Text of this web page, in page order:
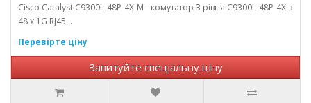
Cisco Catalyst C9300L-48P-4X-M - комутатор 3 рівня C9300L-48P-4X з
48 x 1G RJ45 ..
Перевірте ціну
Запитуйте спеціальну ціну